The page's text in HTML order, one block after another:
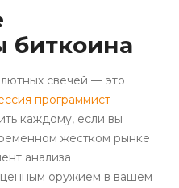
биткоина
свечей — это
программист
каждому, если вы
жестком рынке
анализа
оружием в вашем